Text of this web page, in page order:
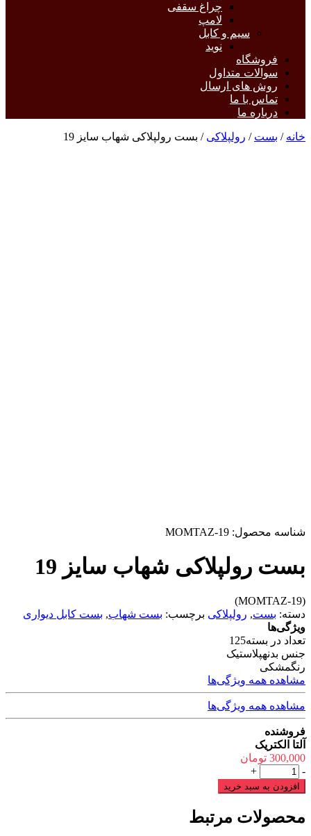
چراغ سقفی
لامپ
سیم و کابل
نوید
فروشگاه
سوالات متداول
روش های ارسال
تماس با ما
درباره ما
خانه / بست / رولپلاکی / بست رولپلاکی شهاب سایز 19
شناسه محصول: MOMTAZ-19
بست رولپلاکی شهاب سایز 19
(MOMTAZ-19)
دسته: بست, رولپلاکی برچسب: بست شهاب, بست کابل دیواری
ویژگی‌ها
تعداد در بسته125
جنس بدنهپلاستیک
رنگمشکی
مشاهده همه ویژگی‌ها
مشاهده همه ویژگی‌ها
فروشنده
آلتا الکتریک
300,000 تومان
بست
رولپلاکی
شهاب
19
-
+
افزودن به سبد خرید
محصولات مرتبط